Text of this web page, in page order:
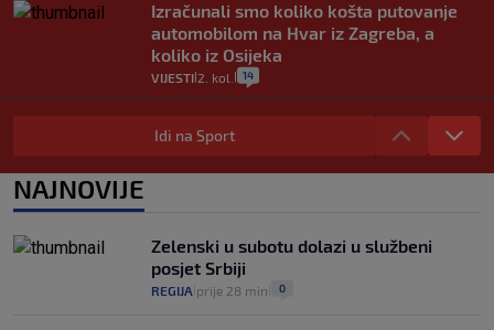
Izračunali smo koliko košta putovanje
automobilom na Hvar iz Zagreba, a
koliko iz Osijeka
VIJESTI 2. kol. 14
"Kći je otišla na more, a zaboravila
zdravstvenu iskaznicu". Kakva su prava
pacijenata izvan mjesta prebivališta?
1
Plenković na 15 dana ukine mjere: "Ne bi
se dogodilo ništa. Vlada se zaljubila u te
intervencije"
30. srp. 25
Idi na Sport
NAJNOVIJE
Zelenski u subotu dolazi u službeni
posjet Srbiji
REGIJA prije 28 min 0